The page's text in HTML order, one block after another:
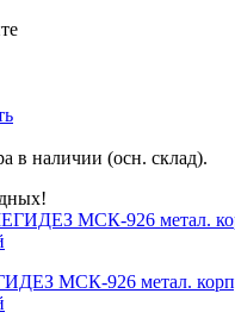
в наличии (осн. склад).
МСК-926 метал.